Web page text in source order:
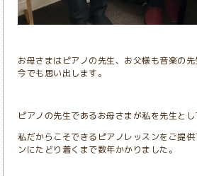
お母さまはピアノの先生、お父様も音楽の
今でも思い出します。
ピアノの先生であるお母さまが私を先生と
私だからこそできるピアノレッスンをご提
ンにたどり着くまで数年かかりました。